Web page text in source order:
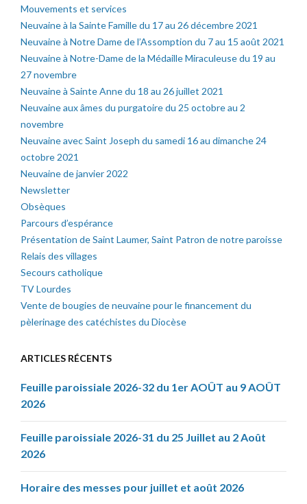
Mouvements et services
Neuvaine à la Sainte Famille du 17 au 26 décembre 2021
Neuvaine à Notre Dame de l’Assomption du 7 au 15 août 2021
Neuvaine à Notre-Dame de la Médaille Miraculeuse du 19 au
27 novembre
Neuvaine à Sainte Anne du 18 au 26 juillet 2021
Neuvaine aux âmes du purgatoire du 25 octobre au 2
novembre
Neuvaine avec Saint Joseph du samedi 16 au dimanche 24
octobre 2021
Neuvaine de janvier 2022
Newsletter
Obsèques
Parcours d’espérance
Présentation de Saint Laumer, Saint Patron de notre paroisse
Relais des villages
Secours catholique
TV Lourdes
Vente de bougies de neuvaine pour le financement du
pèlerinage des catéchistes du Diocèse
ARTICLES RÉCENTS
Feuille paroissiale 2026-32 du 1er AOÛT au 9 AOÛT
2026
Feuille paroissiale 2026-31 du 25 Juillet au 2 Août
2026
Horaire des messes pour juillet et août 2026